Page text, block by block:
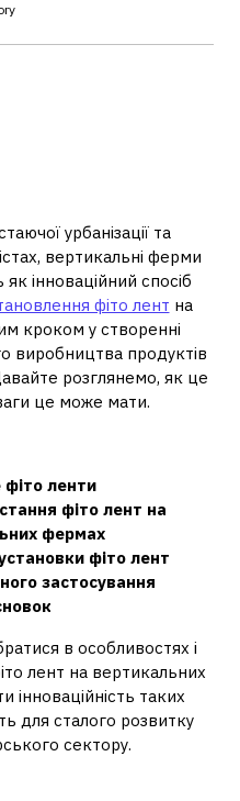
урбанізації та
вертикальні ферми
інноваційний спосіб
фіто лент на
кроком у створенні
виробництва продуктів
розглянемо, як це
це може мати.
ленти
фіто лент на
фермах
фіто лент
застосування
в особливостях і
лент на вертикальних
інноваційність таких
для сталого розвитку
сектору.